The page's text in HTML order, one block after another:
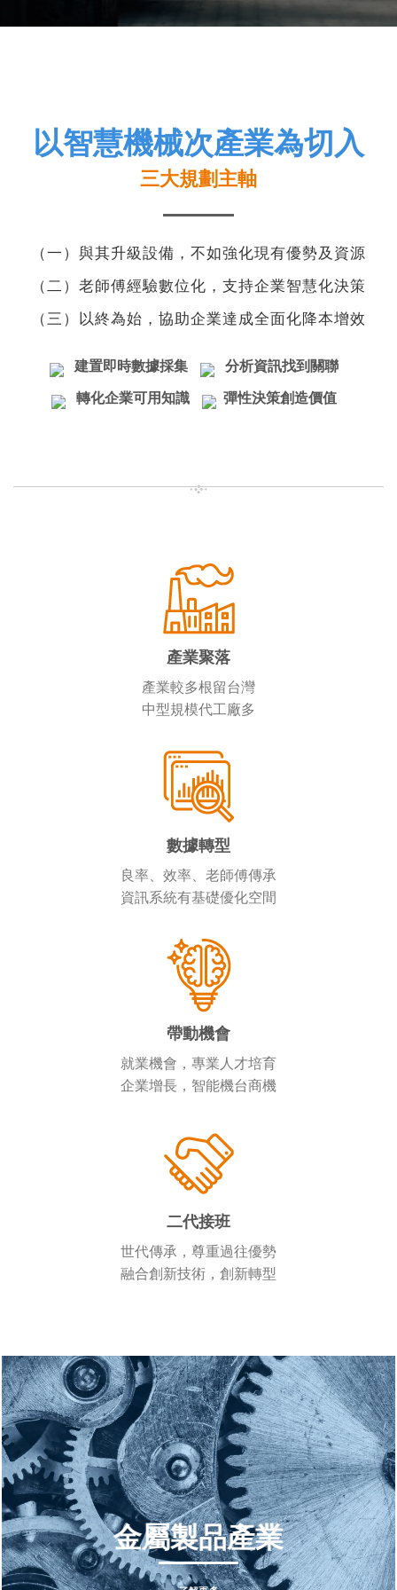
以智慧機械次產業為切入
三大規劃主軸
（一）與其升級設備，不如強化現有優勢及資源
（二）老師傅經驗數位化，支持企業智慧化決策
（三）以終為始，協助企業達成全面化降本增效
建置即時數據採集 分析資訊找到關聯
轉化企業可用知識 彈性決策創造價值
產業聚落
產業較多根留台灣
中型規模代工廠多
數據轉型
良率、效率、老師傅傳承
資訊系統有基礎優化空間
帶動機會
就業機會，專業人才培育
企業增長，智能機台商機
二代接班
世代傳承，尊重過往優勢
融合創新技術，創新轉型
金屬製品產業